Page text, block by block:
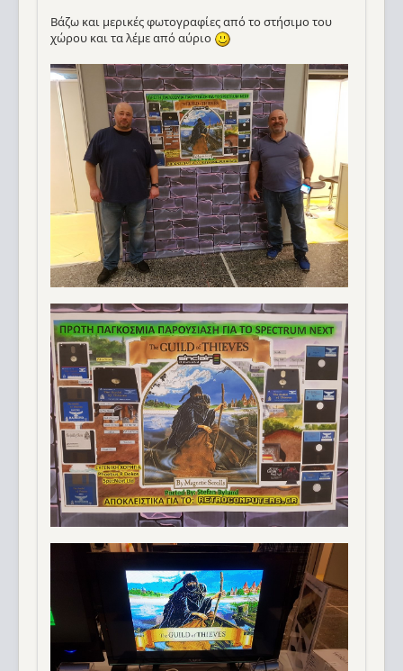
Βάζω και μερικές φωτογραφίες από το στήσιμο του
χώρου και τα λέμε από αύριο